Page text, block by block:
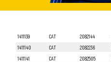
1411139 CAT 2082144
1411140
CAT 2082236
1411141
CAT 2082505